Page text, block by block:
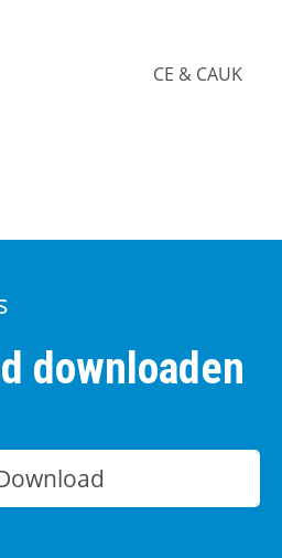
CE & CAUK
downloaden